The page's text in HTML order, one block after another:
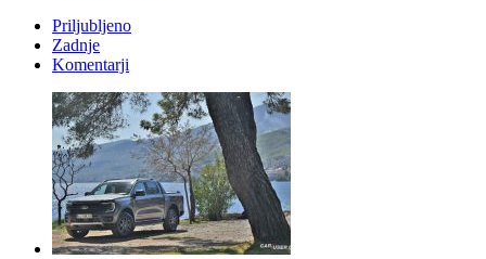
Priljubljeno
Zadnje
Komentarji